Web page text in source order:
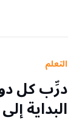
التعلم
درِّب كل
البداية